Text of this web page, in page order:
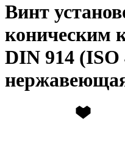
Винт
коническим
DIN 914 (ISO